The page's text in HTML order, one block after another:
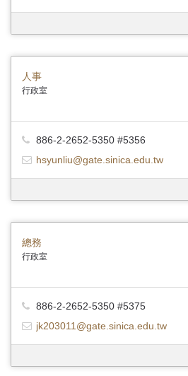
人事
行政室
886-2-2652-5350 #5356
hsyunliu@gate.sinica.edu.tw
總務
行政室
886-2-2652-5350 #5375
jk203011@gate.sinica.edu.tw